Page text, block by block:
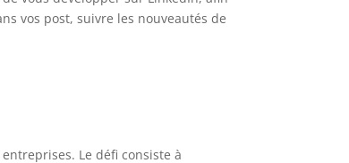
vos post, suivre les nouveautés de
Le défi consiste à